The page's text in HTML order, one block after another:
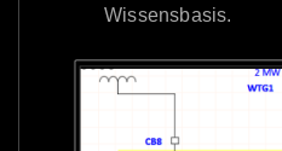
Wissensbasis.